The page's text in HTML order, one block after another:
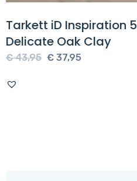
Tarkett iD Inspiration
Delicate Oak Clay
€43,95 Oorspronkelijke
€ 37,95Huidige